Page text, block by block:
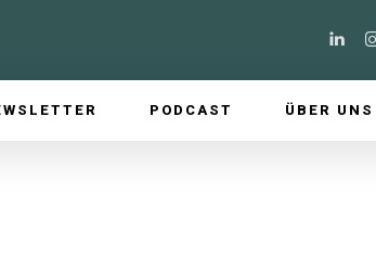
PODCAST ÜBER UNS